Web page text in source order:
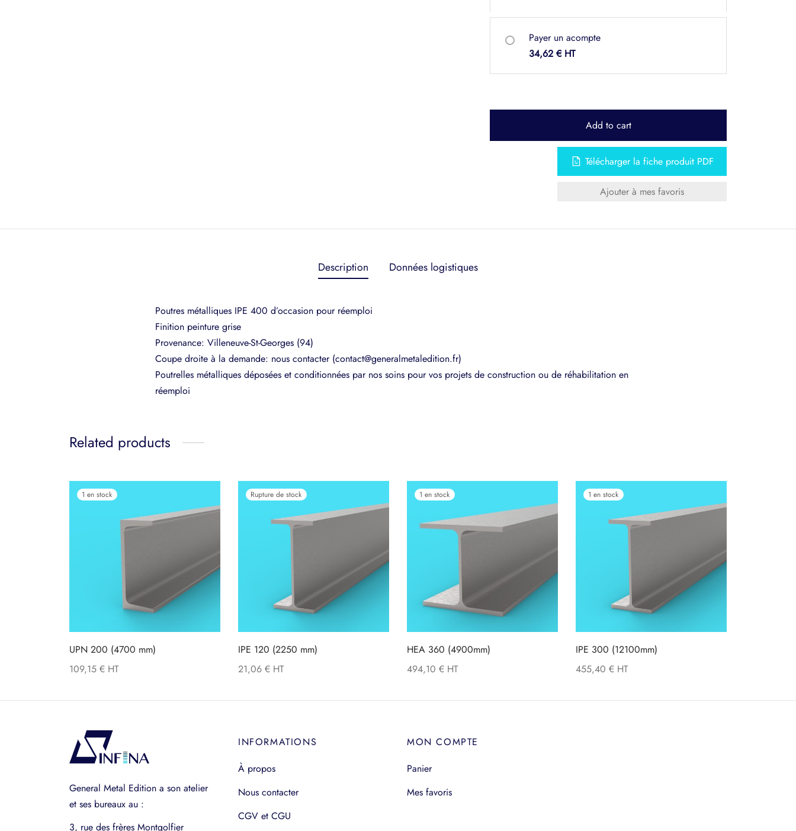
Payer un acompte
34,62 €
Add to cart
Télécharger la fiche produit PDF
Ajouter à mes favoris
Description Données logistiques
Poutres métalliques IPE 400 d’occasion pour réemploi
Finition peinture grise
Provenance: Villeneuve-St-Georges (94)
Coupe droite à la demande: nous contacter (contact@generalmetaledition.fr)
Poutrelles métalliques déposées et conditionnées par nos soins pour vos projets de construction ou de réhabilitation en
réemploi
Related products
1 en stock
UPN 200 (4700 mm)
109,15 €
Rupture de stock
IPE 120 (2250 mm)
21,06 €
1 en stock
HEA 360 (4900mm)
494,10 €
1 en stock
IPE 300 (12100mm)
455,40 €
General Metal Edition a son atelier
et ses bureaux au :
3, rue des frères Montgolfier
INFORMATIONS
À propos
Nous contacter
CGV et CGU
MON COMPTE
Panier
Mes favoris